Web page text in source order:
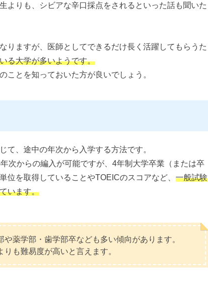
よりも、シビアな辛口採点をされるといった話も聞いた
りますが、医師としてできるだけ長く活躍してもらうた
る大学が多いようです。
ことを知っておいた方が良いでしょう。
て、途中の年次から入学する方法です。
次からの編入が可能ですが、4年制大学卒業（または卒
位を取得していることやTOEICのスコアなど、 一般試験
います。
薬学部・歯学部卒なども多い傾向があります。
も難易度が高いと言えます。